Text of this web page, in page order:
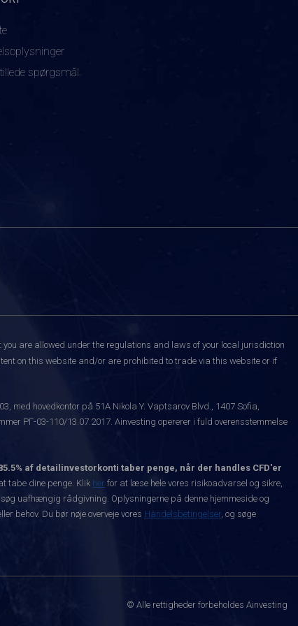
spørgsmål
are allowed under the regulations and laws of your local jurisdiction
on this website and/or are prohibited to trade via this website or if
med hovedkontor på 51A Nikola Y. Vaptsarov Blvd., 1407 Sofia,
РГ-03-110/13.07.2017. Ainvesting opererer i fuld overensstemmelse
af detailinvestorkonti taber penge, når der handles CFD'er
tabe dine penge. Klik her for at læse hele vores risikoadvarsel og sikre,
uafhængig rådgivning. Oplysningerne på denne hjemmeside og
behov. Du bør nøje overveje vores Handelsbetingelser, og søge
© Alle rettigheder forbeholdes Ainvesting